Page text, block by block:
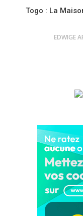
Togo : La
EDWIGE